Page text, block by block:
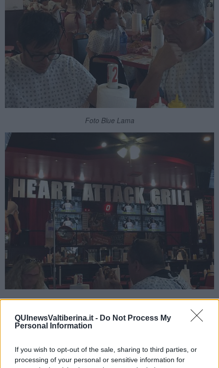
QUInewsValtiberina.it - Do Not Process My
Personal Information
If you wish to opt-out of the sale, sharing to third parties, or
processing of your personal or sensitive information for
Foto Blue Lama
Foto Blue Lama
tutte le regole dell'alimentazione sana
fa benissimo all'umore, i clienti diventano molto allegri e la prima
reazione è quella diesagerare nelle ordinazioni
montagne di chili e di patate fritte.
E' a questo punto che intervengono le 'infermiere': "Guardate che,